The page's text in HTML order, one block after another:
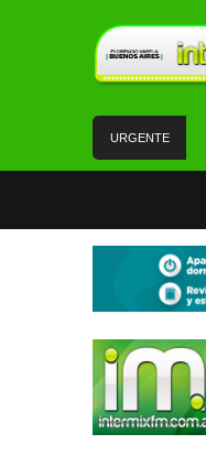
URGENTE
Un vehículo
Mercado Activo
tuvo una
#FlorencioVarela
el